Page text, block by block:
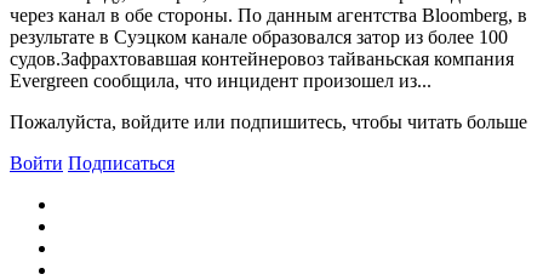
через канал в обе стороны. По данным агентства Bloomberg, в
результате в Суэцком канале образовался затор из более 100
судов.Зафрахтовавшая контейнеровоз тайваньская компания
Evergreen сообщила, что инцидент произошел из...
Пожалуйста, войдите или подпишитесь, чтобы читать больше
Войти Подписаться